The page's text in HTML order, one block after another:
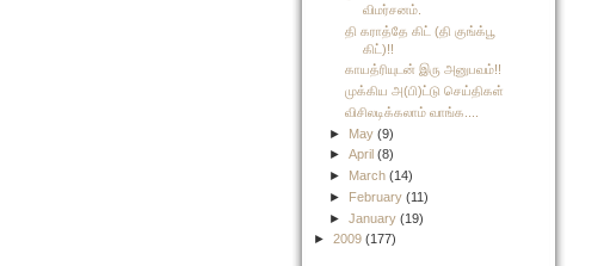
விமர்சனம்.
தி கராத்தே கிட் (தி குங்க்பூ
கிட்)!!
காயத்ரியுடன் இரு அனுபவம்!!
முக்கிய அ(பி)ட்டு செய்திகள்
விசிலடிக்கலாம் வாங்க....
►
May (9)
► April (8)
►
March (14)
►
February (11)
► January (19)
► 2009 (177)